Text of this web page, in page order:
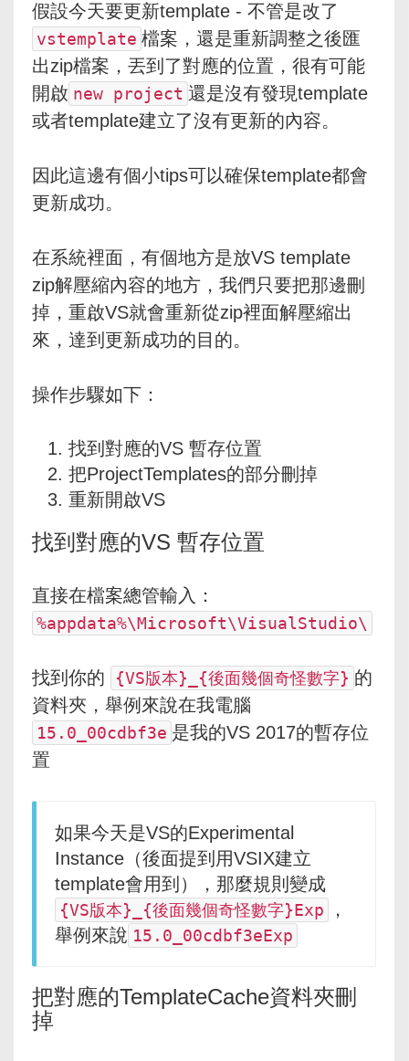
假設今天要更新template - 不管是改了
vstemplate 檔案，還是重新調整之後匯
出zip檔案，丟到了對應的位置，很有可能
開啟 new project 還是沒有發現template
或者template建立了沒有更新的內容。
因此這邊有個小tips可以確保template都會
更新成功。
在系統裡面，有個地方是放VS template
zip解壓縮內容的地方，我們只要把那邊刪
掉，重啟VS就會重新從zip裡面解壓縮出
來，達到更新成功的目的。
操作步驟如下：
找到對應的VS 暫存位置
把ProjectTemplates的部分刪掉
重新開啟VS
找到對應的VS 暫存位置
直接在檔案總管輸入：
%appdata%\Microsoft\VisualStudio\
找到你的 {VS版本}_{後面幾個奇怪數字} 的
資料夾，舉例來說在我電腦
15.0_00cdbf3e 是我的VS 2017的暫存位
置
如果今天是VS的Experimental
Instance（後面提到用VSIX建立
template會用到），那麼規則變成
{VS版本}_{後面幾個奇怪數字}Exp
，
舉例來說 15.0_00cdbf3eExp
把對應的TemplateCache資料夾刪
掉